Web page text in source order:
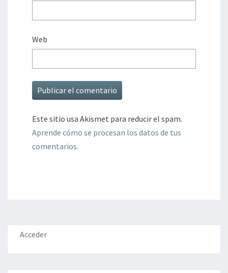
Web
Este sitio usa Akismet para reducir el spam.
Aprende cómo se procesan los datos de tus
comentarios.
Acceder